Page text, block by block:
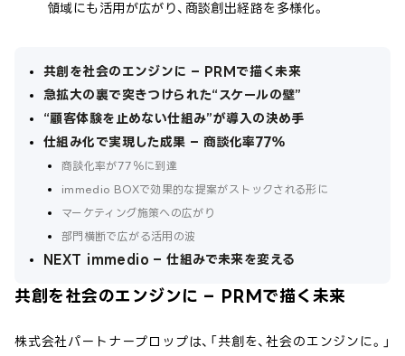
領域にも活用が広がり、商談創出経路を多様化。
共創を社会のエンジンに – PRMで描く未来
急拡大の裏で突きつけられた“スケールの壁”
“顧客体験を止めない仕組み”が導入の決め手
仕組み化で実現した成果 – 商談化率77％
商談化率が77％に到達
immedio BOXで効果的な提案がストックされる形に
マーケティング施策への広がり
部門横断で広がる活用の波
NEXT immedio – 仕組みで未来を変える
共創を社会のエンジンに – PRMで描く未来
株式会社パートナープロップは、「共創を、社会のエンジンに。」